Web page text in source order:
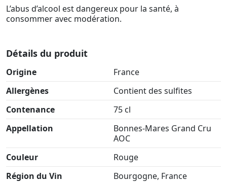
L’abus d’alcool est dangereux pour la santé, à
consommer avec modération.
Détails du produit
Origine
France
Allergènes
Contient des sulfites
Contenance
75 cl
Appellation
Bonnes-Mares Grand Cru
AOC
Couleur
Rouge
Région du Vin
Bourgogne, France